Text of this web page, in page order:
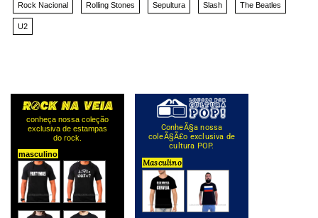
Rock Nacional Rolling Stones Sepultura Slash The Beatles
U2